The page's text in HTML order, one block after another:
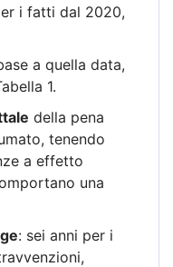
i fatti dal 2020,
a quella data,
1.
della pena
tenendo
a effetto
una
: sei anni per i